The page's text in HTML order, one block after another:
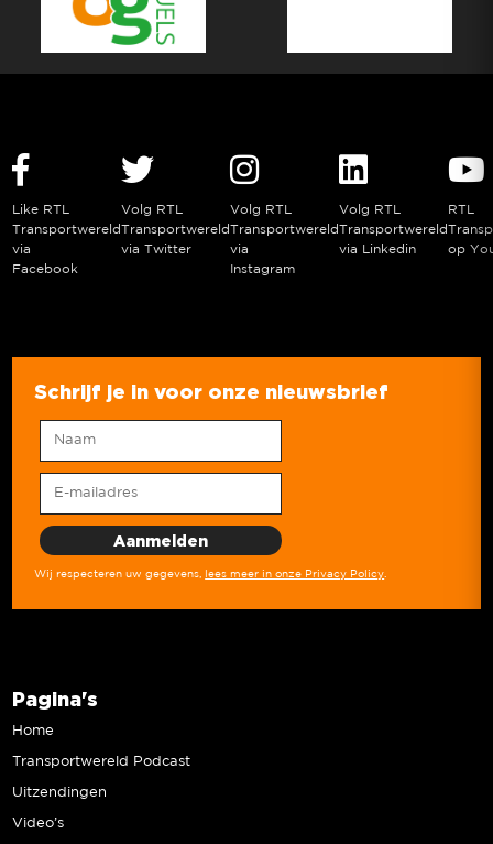
Like RTL
Transportwereld
via
Facebook
Volg RTL
Transportwereld
via Twitter
Volg RTL
Transportwereld
via
Instagram
Volg RTL
Transportwereld
via Linkedin
RTL
op
Schrijf je in voor onze nieuwsbrief
Wij respecteren uw gegevens, lees meer in onze Privacy Policy
Pagina's
Home
Transportwereld Podcast
Uitzendingen
Video’s